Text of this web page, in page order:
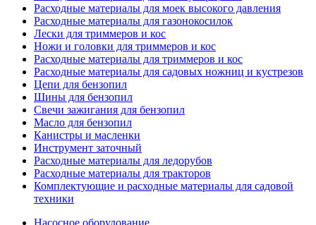
Расходные материалы для моек высокого давления
Расходные материалы для газонокосилок
Лески для триммеров и кос
Ножи и головки для триммеров и кос
Расходные материалы для триммеров и кос
Расходные материалы для садовых ножниц и кустрезов
Цепи для бензопил
Шины для бензопил
Свечи зажигания для бензопил
Масло для бензопил
Канистры и масленки
Инструмент заточный
Расходные материалы для ледорубов
Расходные материалы для тракторов
Комплектующие и расходные материалы для садовой
техники
Насосное оборудование